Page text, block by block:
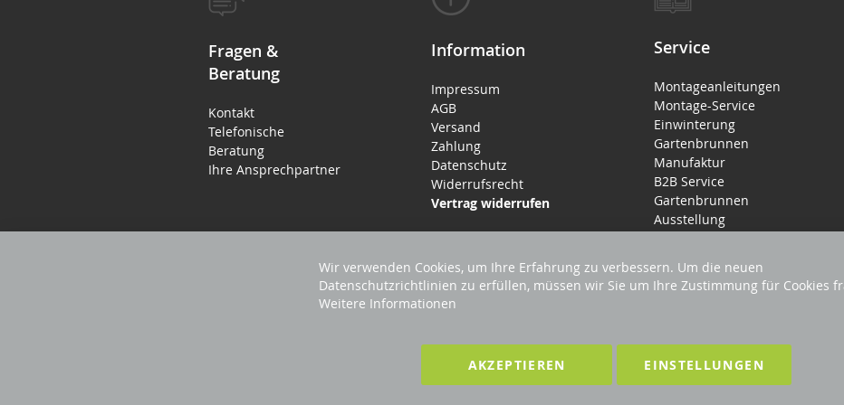
Fragen &
Beratung
Kontakt
Telefonische
Beratung
Ihre Ansprechpartner
Information
Impressum
AGB
Versand
Zahlung
Datenschutz
Widerrufsrecht
Vertrag widerrufen
Service
Montageanleitungen
Montage-Service
Einwinterung
Gartenbrunnen
Manufaktur
B2B Service
Gartenbrunnen
Ausstellung
Wir verwenden Cookies, um Ihre Erfahrung zu verbessern. Um die neuen
Datenschutzrichtlinien zu erfüllen, müssen wir Sie um Ihre Zustimmung für Cookies
Weitere Informationen
AKZEPTIEREN EINSTELLUNGEN